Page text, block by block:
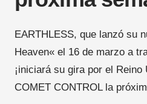
EARTHLESS, que lanzó su
Heaven« el 16 de marzo a
¡iniciará su gira por el
COMET CONTROL la